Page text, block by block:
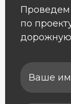
Проведем
по
дорожную